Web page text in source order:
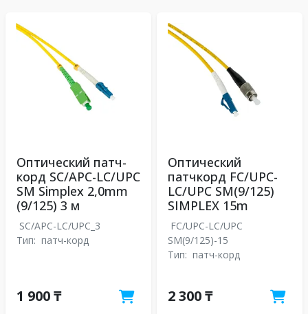
Оптический патч-
корд SC/APC-LC/UPC
SM Simplex 2,0mm
(9/125) 3 м
SC/APC-LC/UPC_3
Тип: патч-корд
1 900 ₸
Оптический
патчкорд FC/UPC-
LC/UPC SM(9/125)
SIMPLEX 15m
FC/UPC-LC/UPC
SM(9/125)-15
Тип: патч-корд
2 300 ₸